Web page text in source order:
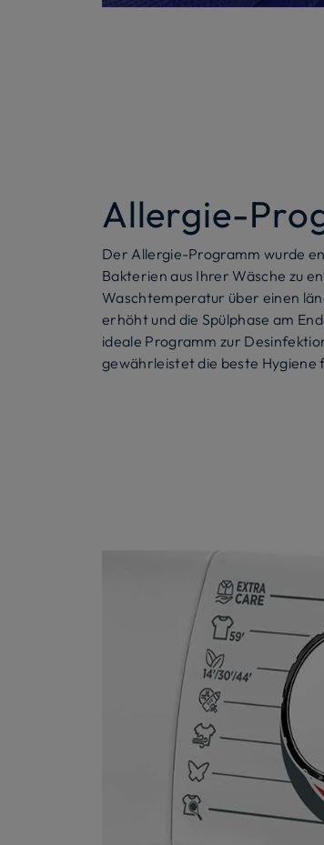
Allergie-
Der Allergie-Programm wurde
Bakterien aus Ihrer Wäsche zu
Waschtemperatur über einen
erhöht und die Spülphase am
ideale Programm zur
gewährleistet die beste Hygiene